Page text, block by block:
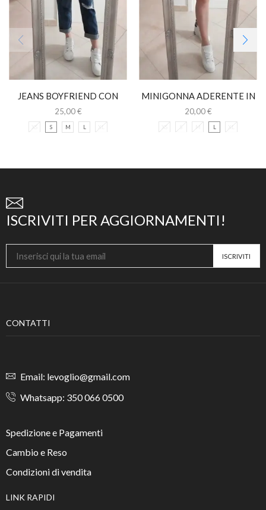
JEANS BOYFRIEND CON
STRAPPI
25,00€
XS S M L XL
MINIGONNA ADERENTE IN
JEANS
20,00€
XS S M L XL
ISCRIVITI PER AGGIORNAMENTI!
CONTATTI
Email: levoglio@gmail.com
Whatsapp: 350 066 0500
Spedizione e Pagamenti
Cambio e Reso
Condizioni di vendita
LINK RAPIDI